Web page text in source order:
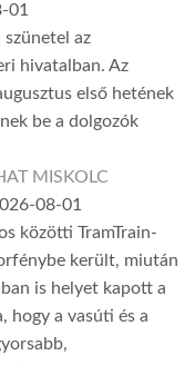
01
az
hivatalban. Az
első hetének
be a dolgozók
MISKOLC
08-01
közötti TramTrain-
került, miután
is helyet kapott a
hogy a vasúti és a